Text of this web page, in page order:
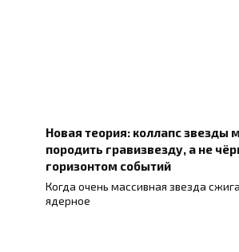
Новая теория: коллапс звезды
породить гравизвезду, а не
горизонтом событий
Когда очень массивная звезда
ядерное